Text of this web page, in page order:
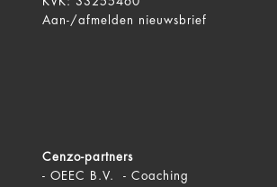
Aan-/afmelden
nieuwsbrief
Cenzo-partners
- OEEC B.V. - Coaching